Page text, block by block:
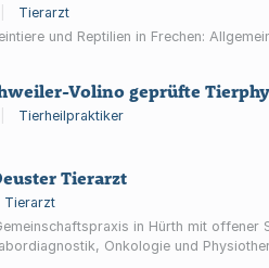
Tierarzt
und Reptilien in Frechen:
Volino geprüfte
Tierheilpraktiker
Tierarzt
Tierarzt
in Hürth mit offener
Onkologie und